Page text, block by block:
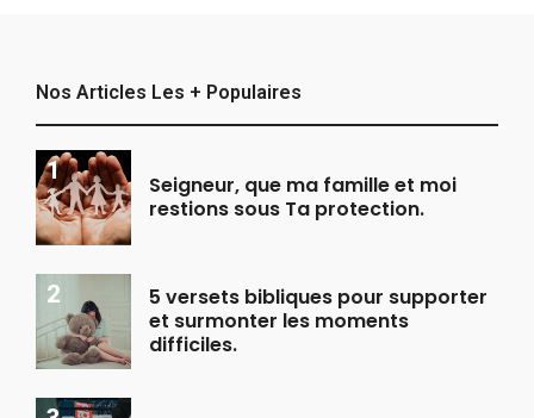
Nos Articles Les + Populaires
Seigneur, que ma famille et moi
restions sous Ta protection.
5 versets bibliques pour supporter
et surmonter les moments
difficiles.